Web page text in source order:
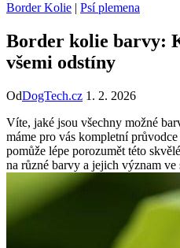
Border Kolie | Psí plemena
Border kolie barvy:
všemi odstíny
OdDogTech.cz 1. 2. 2026
Víte, jaké jsou všechny možné
máme pro vás kompletní
pomůže lépe porozumět této
na různé barvy a jejich význam ve